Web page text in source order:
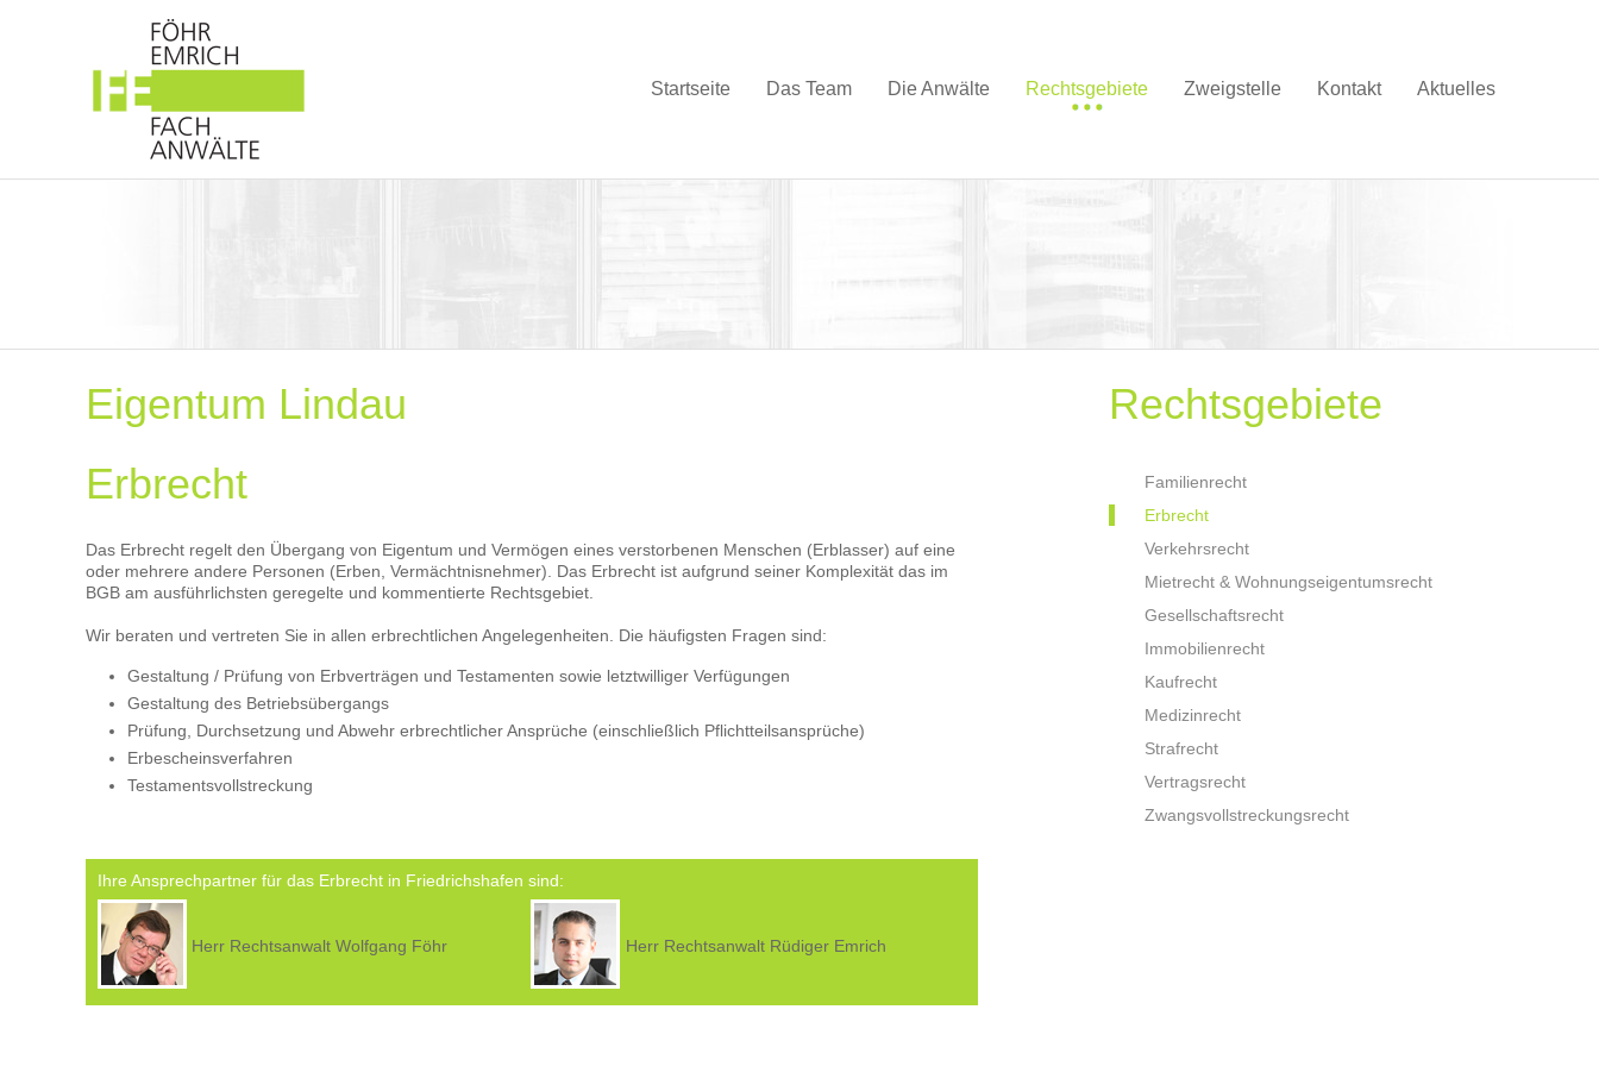
Startseite Das Team Die Anwälte Rechtsgebiete Zweigstelle Kontakt Aktuelles
Rechtsgebiete
Familienrecht
Erbrecht
Verkehrsrecht
Mietrecht & Wohnungseigentumsrecht
Gesellschaftsrecht
Immobilienrecht
Kaufrecht
Medizinrecht
Strafrecht
Vertragsrecht
Zwangsvollstreckungsrecht
Eigentum Lindau
Erbrecht
Das Erbrecht regelt den Übergang von Eigentum und Vermögen eines verstorbenen Menschen (Erblasser) auf eine
oder mehrere andere Personen (Erben, Vermächtnisnehmer). Das Erbrecht ist aufgrund seiner Komplexität das im
BGB am ausführlichsten geregelte und kommentierte Rechtsgebiet.
Wir beraten und vertreten Sie in allen erbrechtlichen Angelegenheiten. Die häufigsten Fragen sind:
Gestaltung / Prüfung von Erbverträgen und Testamenten sowie letztwilliger Verfügungen
Gestaltung des Betriebsübergangs
Prüfung, Durchsetzung und Abwehr erbrechtlicher Ansprüche (einschließlich Pflichtteilsansprüche)
Erbescheinsverfahren
Testamentsvollstreckung
Ihre Ansprechpartner für das Erbrecht in Friedrichshafen sind:
Herr Rechtsanwalt Wolfgang Föhr Herr Rechtsanwalt Rüdiger Emrich